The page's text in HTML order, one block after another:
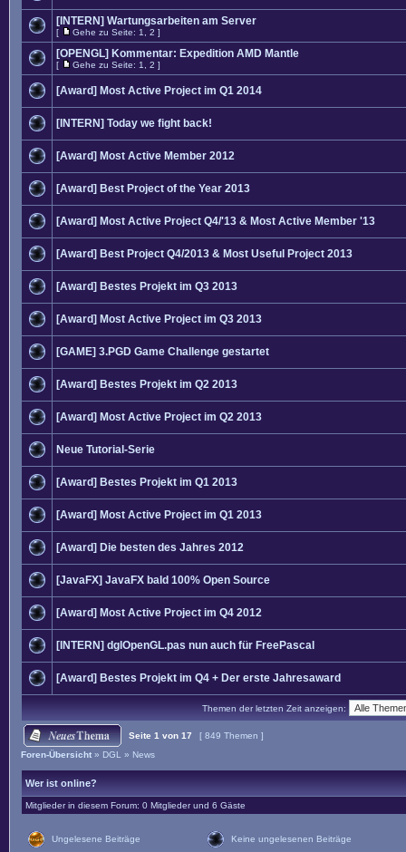
[INTERN] Wartungsarbeiten am Server
[ Gehe zu Seite: 1 2 ]
[OPENGL] Kommentar: Expedition AMD Mantle
[ Gehe zu Seite: 1 2 ]
[Award] Most Active Project im Q1 2014
[INTERN] Today we fight back!
[Award] Most Active Member 2012
[Award] Best Project of the Year 2013
[Award] Most Active Project Q4/'13 & Most Active Member '13
[Award] Best Project Q4/2013 & Most Useful Project 2013
[Award] Bestes Projekt im Q3 2013
[Award] Most Active Project im Q3 2013
[GAME] 3.PGD Game Challenge gestartet
[Award] Bestes Projekt im Q2 2013
[Award] Most Active Project im Q2 2013
Neue Tutorial-Serie
[Award] Bestes Projekt im Q1 2013
[Award] Most Active Project im Q1 2013
[Award] Die besten des Jahres 2012
[JavaFX] JavaFX bald 100% Open Source
[Award] Most Active Project im Q4 2012
[INTERN] dglOpenGL.pas nun auch für FreePascal
[Award] Bestes Projekt im Q4 + Der erste Jahresaward
Themen der letzten Zeit anzeigen:
Seite 1 von 17
[ 849 Themen ]
Foren-Übersicht » DGL » News
Wer ist online?
Mitglieder in diesem Forum: 0 Mitglieder und 6 Gäste
Ungelesene Beiträge Keine ungelesenen Beiträge